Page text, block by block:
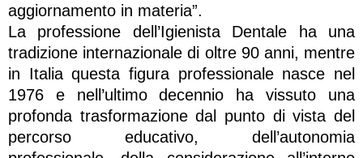
aggiornamento in materia”.
La professione dell’Igienista Dentale ha una
tradizione internazionale di oltre 90 anni, mentre
in Italia questa figura professionale nasce nel
1976 e nell’ultimo decennio ha vissuto una
profonda trasformazione dal punto di vista del
percorso educativo, dell’autonomia